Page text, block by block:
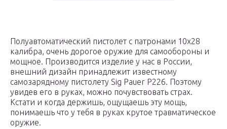
Полуавтоматический пистолет с патронами 10х28
калибра, очень дорогое оружие для самообороны и
мощное. Производится изделие у нас в России,
внешний дизайн принадлежит известному
самозарядному пистолету Sig Pauer P226. Поэтому
увидев его в руках, можно почувствовать страх.
Кстати и когда держишь, ощущаешь эту мощь,
понимаешь что у тебя в руках крутое травматическое
оружие.